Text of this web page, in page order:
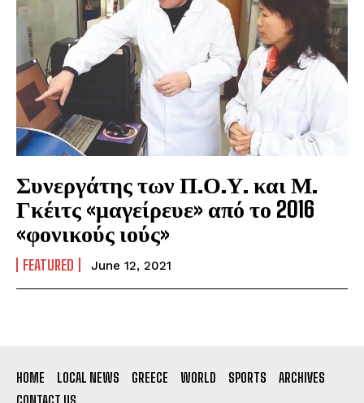
Συνεργάτης των Π.Ο.Υ. και Μ.
Γκέιτς «μαγείρευε» από το 2016
«φονικούς ιούς»
FEATURED June 12, 2021
HOME LOCAL NEWS GREECE WORLD SPORTS
ARCHIVES